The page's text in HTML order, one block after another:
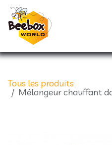
Se rendre au contenu
Tous les produits
Mélangeur chauffant